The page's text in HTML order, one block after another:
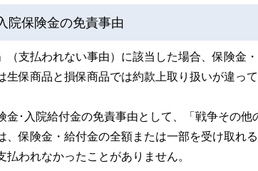
院保険金の免責事由
（支払われない事由）に該当した場合、保険金
生保商品と損保商品では約款上取り扱いが違って
金･入院給付金の免責事由として、「戦争その
、保険金・給付金の全額または一部を受け取れ
払われなかったことがありません。